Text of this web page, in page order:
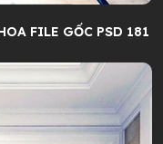
FILE GỐC PSD 181